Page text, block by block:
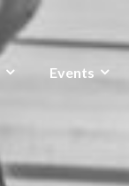
Events